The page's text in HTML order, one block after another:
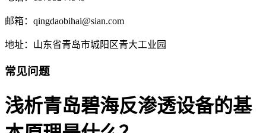
邮箱：qingdaobihai@sian.com
地址：山东省青岛市城阳区青大工业园
常见问题
浅析青岛碧海反渗透设备的基